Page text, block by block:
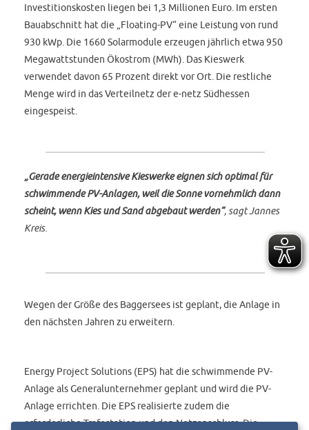
Investitionskosten liegen bei 1,3 Millionen Euro. Im ersten
Bauabschnitt hat die „Floating-PV“ eine Leistung von rund
930 kWp. Die 1660 Solarmodule erzeugen jährlich etwa 950
Megawattstunden Ökostrom (MWh). Das Kieswerk
verwendet davon 65 Prozent direkt vor Ort. Die restliche
Menge wird in das Verteilnetz der e-netz Südhessen
eingespeist.
„Gerade energieintensive Kieswerke eignen sich optimal für
schwimmende PV-Anlagen, weil die Sonne vornehmlich dann
scheint, wenn Kies und Sand abgebaut werden“, sagt Jannes
Kreis.
Wegen der Größe des Baggersees ist geplant, die Anlage in
den nächsten Jahren zu erweitern.
Energy Project Solutions (EPS) hat die schwimmende PV-
Anlage als Generalunternehmer geplant und wird die PV-
Anlage errichten. Die EPS realisierte zudem die
erforderliche Trafostation und den Netzanschluss. Die